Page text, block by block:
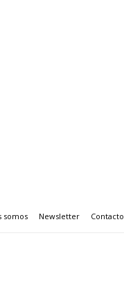
somos Newsletter Contacto